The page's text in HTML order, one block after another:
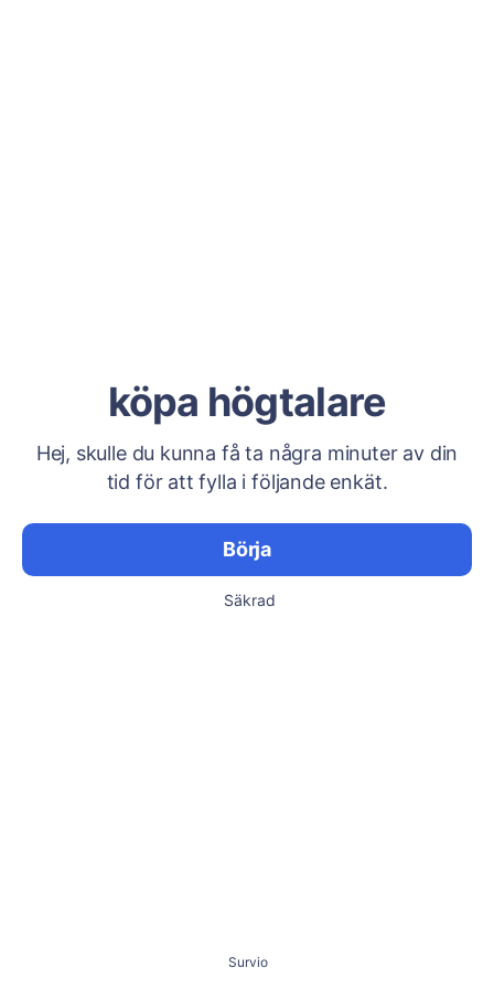
köpa högtalare
Hej, skulle du kunna få ta några minuter av din
tid för att fylla i följande enkät.
Börja
Säkrad
Survio